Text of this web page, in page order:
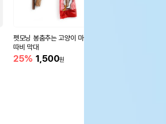
펫모닝 봉춤추는 고양이 마따
따비 막대
25% 1,500원